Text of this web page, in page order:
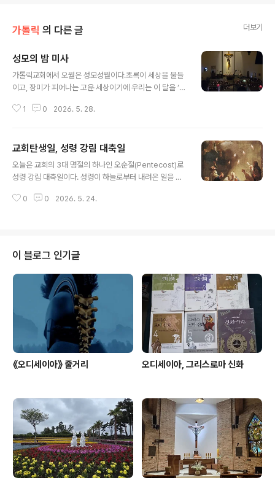
가톨릭 의 다른 글 더보기
성모의 밤 미사
가톨릭교회에서 오월은 성모성월이다.초록이 세상을 물들
이고, 장미가 피어나는 고운 세상이기에 우리는 이 달을 ‘가
의 날(15일), 성년의 날(20일) 등이 모두 5월에 있다. 한국
월이요 제일 좋은 시절사랑하올 어머니 찬미하오리다.[1
절]가장 고운 꽃 모아 성전 꾸미오며기쁜 노래 부르며 나를
드리오리[2절]오월 화창한 봄날 녹음 상쾌한데성모 뵈옵
나성모 정결한 덕은 비할 데 없어라 ㅡ 가톨릭 성가 244
1 0 2026. 5. 28.
교회탄생일, 성령 강림 대축일
오늘은 교희의 3대 명절의 하나인 오순절(Pentecost)로
성령 강림 대축일이다. 성령이 하늘로부터 내려온 일을 기
람이 부는 듯한 소리가 나고 불꽃 모양의 혀들이 나타나 갈
운 은혜가 없다. 사랑은 용서하는 것이다. '용서해주라'는
예수님의 말씀이다. 용서해주면, 용서를 받을 것이다. 사랑
은 우리를 하느님과 닮게 하고, 사랑은 세상에 평화를 가져
다 준다.이 날은 미사후, '성령칠은' 카드를 한 장씩 받고 은
사의 의미를 새기며 살도록 다짐한다.사도행전 2,1-4오순
0 0 2026. 5. 24.
이 블로그 인기글
《오디세이아》 줄거리 오디세이아, 그리스로마 신화